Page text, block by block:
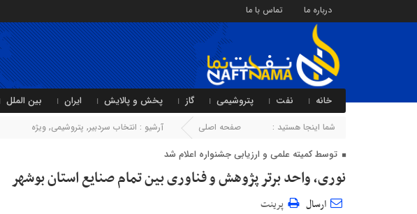
درباره ما تماس با ما
خانه نفت پتروشیمی گاز پخش و پالایش ایران بین الملل
شما اینجا هستید : صفحه اصلی آرشیو : انتخاب سردبیر, پتروشیمی, ویژه
توسط کمیته علمی و ارزیابی جشنواره اعلام شد
نوری، واحد برتر پژوهش و فناوری بین تمام صنایع استان بوشهر
ارسال پرینت